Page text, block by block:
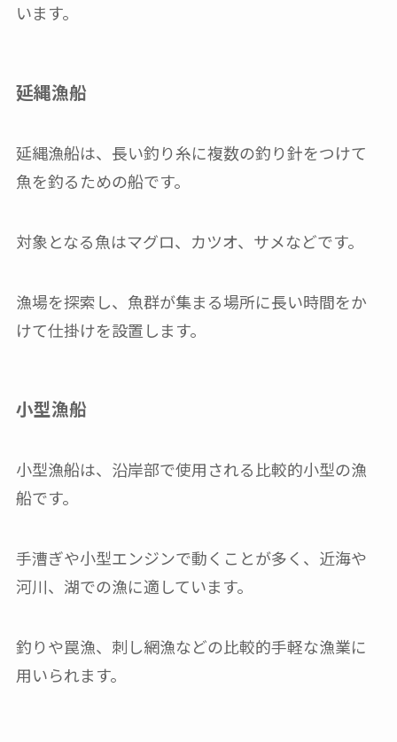
います。
延縄漁船
延縄漁船は、長い釣り糸に複数の釣り針をつけて
魚を釣るための船です。
対象となる魚はマグロ、カツオ、サメなどです。
漁場を探索し、魚群が集まる場所に長い時間をか
けて仕掛けを設置します。
小型漁船
小型漁船は、沿岸部で使用される比較的小型の漁
船です。
手漕ぎや小型エンジンで動くことが多く、近海や
河川、湖での漁に適しています。
釣りや罠漁、刺し網漁などの比較的手軽な漁業に
用いられます。